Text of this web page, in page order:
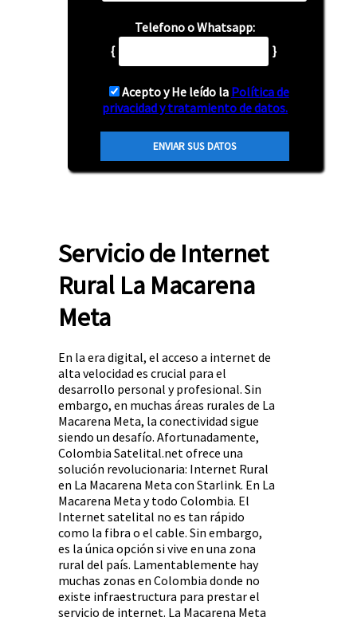
Telefono o Whatsapp:
{
}
Acepto y He leído la Política de
privacidad y tratamiento de datos.
Servicio de Internet
Rural La Macarena
Meta
En la era digital, el acceso a internet de
alta velocidad es crucial para el
desarrollo personal y profesional. Sin
embargo, en muchas áreas rurales de La
Macarena Meta, la conectividad sigue
siendo un desafío. Afortunadamente,
Colombia Satelital.net ofrece una
solución revolucionaria: Internet Rural
en La Macarena Meta con Starlink. En La
Macarena Meta y todo Colombia. El
Internet satelital no es tan rápido
como la fibra o el cable. Sin embargo,
es la única opción si vive en una zona
rural del país. Lamentablemente hay
muchas zonas en Colombia donde no
existe infraestructura para prestar el
servicio de internet. La Macarena Meta